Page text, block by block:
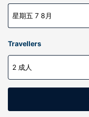
星期五 7 8月
Travellers
2 成人